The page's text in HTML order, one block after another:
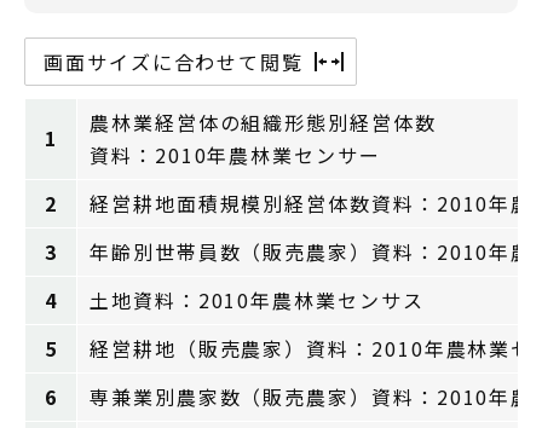
画面サイズに合わせて閲覧
1
農林業経営体の組織形態別経営体数
資料：2010年農林業センサー
2
経営耕地面積規模別経営体数資料：2010年農
3
年齢別世帯員数（販売農家）資料：2010年農
4
土地資料：2010年農林業センサス
5
経営耕地（販売農家）資料：2010年農林業セ
6
専兼業別農家数（販売農家）資料：2010年農